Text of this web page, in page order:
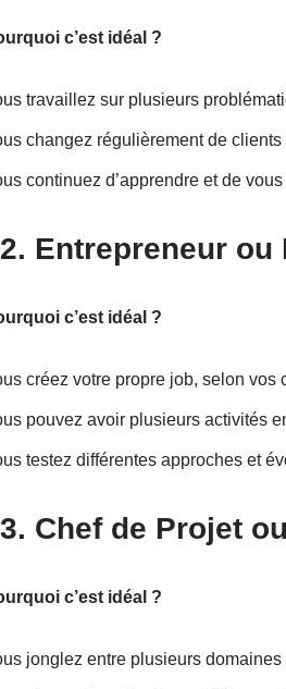
c’est idéal ?
travaillez sur plusieurs
changez régulièrement de clients
continuez d’apprendre et de
2. Entrepreneur ou
c’est idéal ?
créez votre propre job, selon vos
pouvez avoir plusieurs activités
testez différentes approches et
3. Chef de Projet
c’est idéal ?
jonglez entre plusieurs domaines